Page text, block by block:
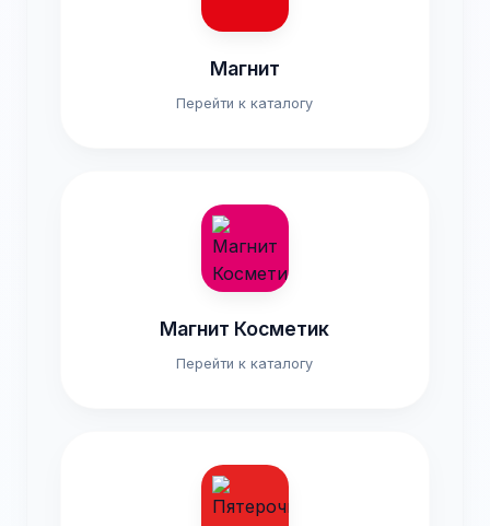
Магнит
Перейти к каталогу
Магнит Косметик
Перейти к каталогу